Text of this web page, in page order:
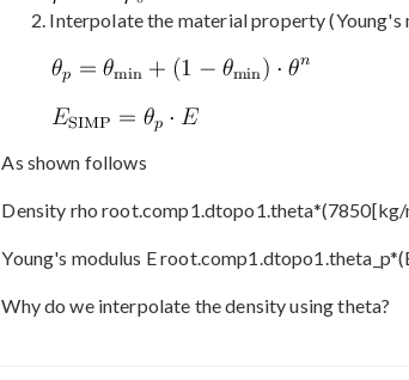
Interpolate the material property (Young's
As shown follows
Density rho root.comp1.dtopo1.theta*(7850[kg/
Young's modulus E
Why do we interpolate the density using theta?